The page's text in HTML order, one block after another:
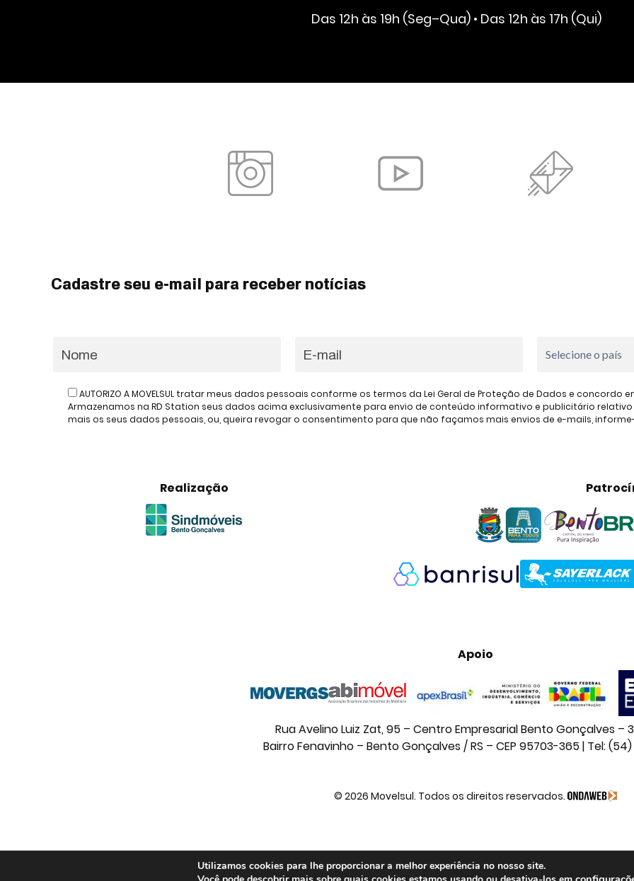
Das 12h às 19h (Seg–Qua) • Das 12h às 17h (Qui)
Cadastre seu e-mail para receber notícias
AUTORIZO A MOVELSUL tratar meus dados pessoais conforme os termos da Lei Geral de Proteção de Dados e
Armazenamos na RD Station seus dados acima exclusivamente para envio de conteúdo informativo e publicitário relativo à
mais os seus dados pessoais, ou, queira revogar o consentimento para que não façamos mais envios de e-mails,
Realização
Apoio
Rua Avelino Luiz Zat, 95 – Centro Empresarial Bento Gonçalves –
Bairro Fenavinho – Bento Gonçalves / RS – CEP 95703-365 | Tel: (54)
© 2026 Movelsul. Todos os direitos reservados.
Utilizamos cookies para lhe proporcionar a melhor experiência no nosso site.